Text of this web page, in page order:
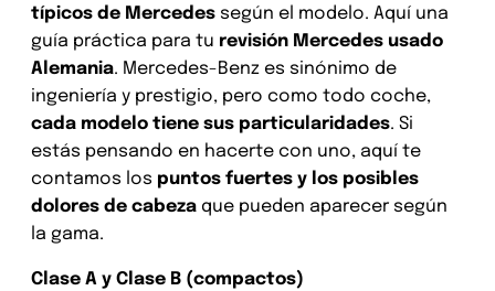
típicos de Mercedes según el modelo. Aquí una
guía práctica para tu revisión Mercedes usado
Alemania. Mercedes-Benz es sinónimo de
ingeniería y prestigio, pero como todo coche,
cada modelo tiene sus particularidades. Si
estás pensando en hacerte con uno, aquí te
contamos los puntos fuertes y los posibles
dolores de cabeza que pueden aparecer según
la gama.
Clase A y Clase B (compactos)